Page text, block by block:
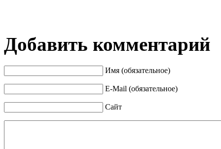
Добавить комментарий
Имя (обязательное)
E-Mail (обязательное)
Сайт